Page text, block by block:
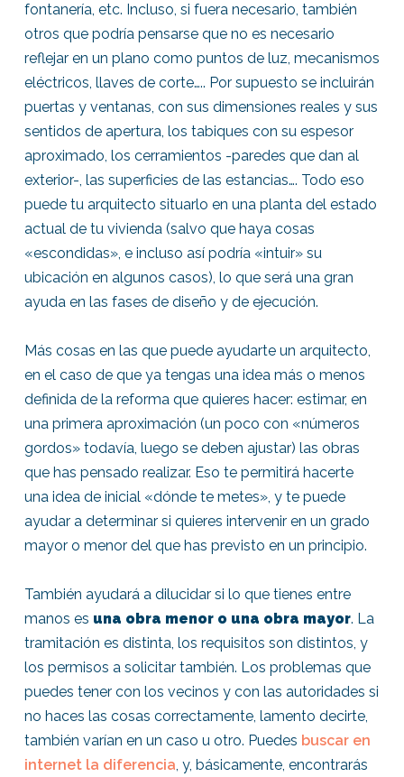
fontanería, etc. Incluso, si fuera necesario, también
otros que podría pensarse que no es necesario
reflejar en un plano como puntos de luz, mecanismos
eléctricos, llaves de corte….. Por supuesto se incluirán
puertas y ventanas, con sus dimensiones reales y sus
sentidos de apertura, los tabiques con su espesor
aproximado, los cerramientos -paredes que dan al
exterior-, las superficies de las estancias…. Todo eso
puede tu arquitecto situarlo en una planta del estado
actual de tu vivienda (salvo que haya cosas
«escondidas», e incluso así podría «intuir» su
ubicación en algunos casos), lo que será una gran
ayuda en las fases de diseño y de ejecución.
Más cosas en las que puede ayudarte un arquitecto,
en el caso de que ya tengas una idea más o menos
definida de la reforma que quieres hacer: estimar, en
una primera aproximación (un poco con «números
gordos» todavía, luego se deben ajustar) las obras
que has pensado realizar. Eso te permitirá hacerte
una idea de inicial «dónde te metes», y te puede
ayudar a determinar si quieres intervenir en un grado
mayor o menor del que has previsto en un principio.
También ayudará a dilucidar si lo que tienes entre
manos es una obra menor o una obra mayor. La
tramitación es distinta, los requisitos son distintos, y
los permisos a solicitar también. Los problemas que
puedes tener con los vecinos y con las autoridades si
no haces las cosas correctamente, lamento decirte,
también varían en un caso u otro. Puedes buscar en
internet la diferencia, y, básicamente, encontrarás